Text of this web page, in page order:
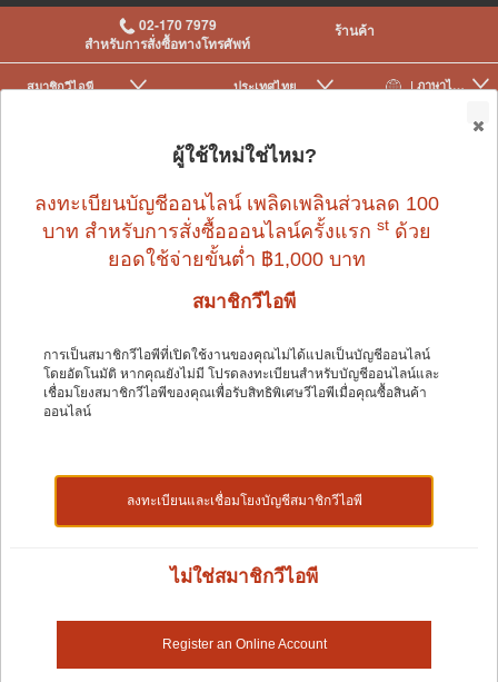
02-170 7979
สำหรับการสั่งซื้อทางโทรศัพท์
ร้านค้า
| ภาษาไทย
ประเทศไทย
สมาชิกวีไอพี
|
อุปกรณ์นกและอื่น ๆ> ผลิตภัณฑ์อาบน้ำ-ตัดขน
นก
Shop by:
สำหรับนก รูปร่างหน้าตาและภาพลักษณ์ทำให้พวกมันมี
เสน่ห์ดึงดูดใจ นั่นเป็นเหตุผลว่าทำไมพวกเขาถึงชอบ
ผู้ใช้ใหม่ใช่ไหม?
ลงทะเบียนบัญชีออนไลน์ เพลิดเพลินส่วนลด 100
บาท สำหรับการสั่งซื้อออนไลน์ครั้งแรกst ด้วย
ยอดใช้จ่ายขั้นต่ำ ฿1,000 บาท
สมาชิกวีไอพี
การเป็นสมาชิกวีไอพีที่เปิดใช้งานของคุณไม่ได้แปลเป็นบัญชีออนไลน์
โดยอัตโนมัติ หากคุณยังไม่มี โปรดลงทะเบียนสำหรับบัญชีออนไลน์และ
เชื่อมโยงสมาชิกวีไอพีของคุณเพื่อรับสิทธิพิเศษวีไอพีเมื่อคุณซื้อสินค้า
ออนไลน์
ลงทะเบียนและเชื่อมโยงบัญชีสมาชิกวีไอพี
ไม่ใช่สมาชิกวีไอพี
Register an Online Account